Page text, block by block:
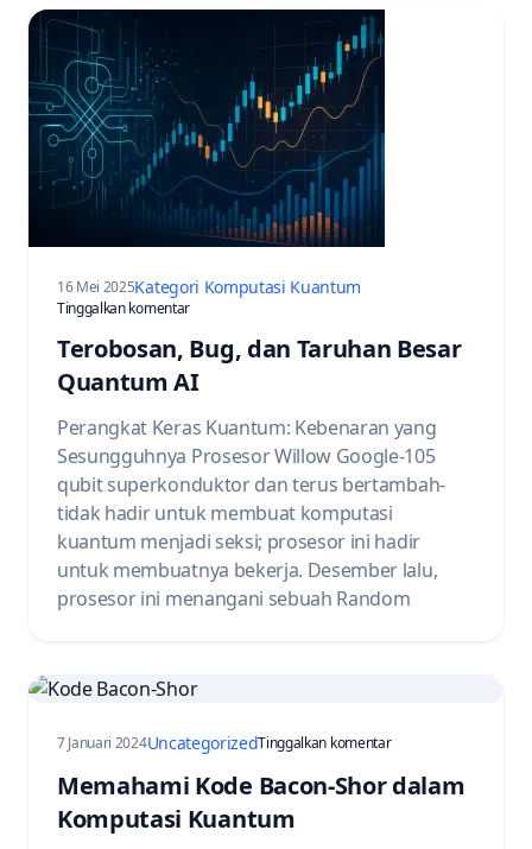
16 Mei 2025Kategori Komputasi Kuantum
Tinggalkan komentarpada The Quantum AI Breakthroughs, Bugs, and
Terobosan, Bug, dan Taruhan Besar
Quantum AI
Perangkat Keras Kuantum: Kebenaran yang
Sesungguhnya Prosesor Willow Google-105
qubit superkonduktor dan terus bertambah-
tidak hadir untuk membuat komputasi
kuantum menjadi seksi; prosesor ini hadir
untuk membuatnya bekerja. Desember lalu,
prosesor ini menangani sebuah Random
7 Januari 2024UncategorizedTinggalkan komentarpada Understanding
Memahami Kode Bacon-Shor dalam
Komputasi Kuantum